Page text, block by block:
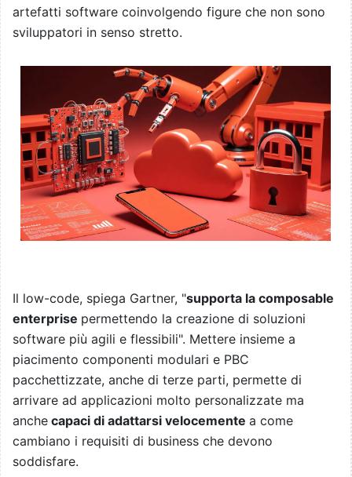
artefatti software coinvolgendo figure che non sono
sviluppatori in senso stretto.
Il low-code, spiega Gartner, "supporta la composable
enterprise permettendo la creazione di soluzioni
software più agili e flessibili". Mettere insieme a
piacimento componenti modulari e PBC
pacchettizzate, anche di terze parti, permette di
arrivare ad applicazioni molto personalizzate ma
anche capaci di adattarsi velocemente a come
cambiano i requisiti di business che devono
soddisfare.